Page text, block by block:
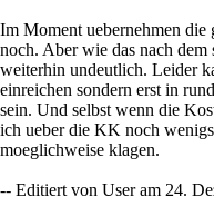
Im Moment uebernehmen
noch. Aber wie das nach
weiterhin undeutlich. Leider
einreichen sondern erst in
sein. Und selbst wenn die
ich ueber die KK noch
moeglichweise klagen.
-- Editiert von User am 24.